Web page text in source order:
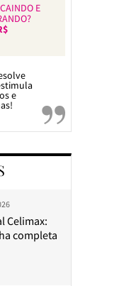
E
e
Celimax:
completa